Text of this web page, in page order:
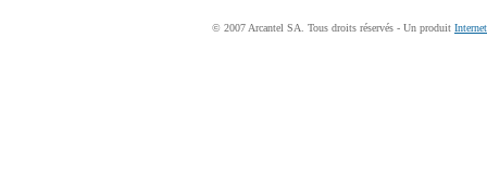
© 2007 Arcantel SA. Tous droits réservés - Un produit